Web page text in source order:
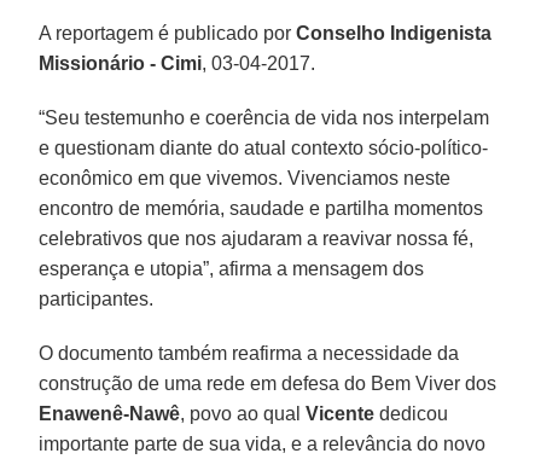
A reportagem é publicado porConselho Indigenista
Missionário - Cimi, 03-04-2017.
“Seu testemunho e coerência de vida nos interpelam
e questionam diante do atual contexto sócio-político-
econômico em que vivemos. Vivenciamos neste
encontro de memória, saudade e partilha momentos
celebrativos que nos ajudaram a reavivar nossa fé,
esperança e utopia”, afirma a mensagem dos
participantes.
O documento também reafirma a necessidade da
construção de uma rede em defesa do Bem Viver dos
Enawenê-Nawê, povo ao qualVicente dedicou
importante parte de sua vida, e a relevância do novo